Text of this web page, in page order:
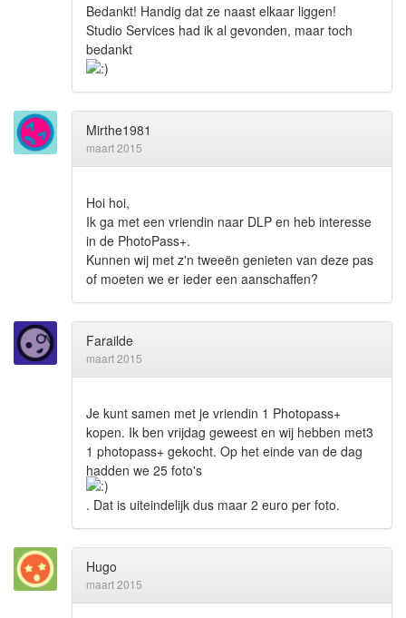
Bedankt! Handig dat ze naast elkaar liggen!
Studio Services had ik al gevonden, maar toch
bedankt
Mirthe1981
maart 2015
Hoi hoi,
Ik ga met een vriendin naar DLP en heb interesse
in de PhotoPass+.
Kunnen wij met z'n tweeën genieten van deze pas
of moeten we er ieder een aanschaffen?
Farailde
maart 2015
Je kunt samen met je vriendin 1 Photopass+
kopen. Ik ben vrijdag geweest en wij hebben met3
1 photopass+ gekocht. Op het einde van de dag
hadden we 25 foto's
. Dat is uiteindelijk dus maar 2 euro per foto.
Hugo
maart 2015